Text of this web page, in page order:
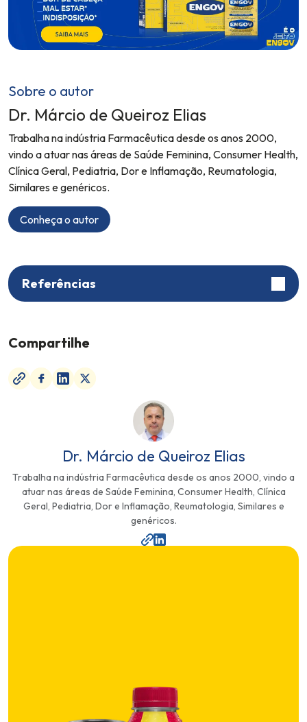
Sobre o autor
Dr. Márcio de Queiroz Elias
Trabalha na indústria Farmacêutica desde os anos 2000,
vindo a atuar nas áreas de Saúde Feminina, Consumer Health,
Clínica Geral, Pediatria, Dor e Inflamação, Reumatologia,
Similares e genéricos.
Conheça o autor
Referências
Compartilhe
Dr. Márcio de Queiroz Elias
Trabalha na indústria Farmacêutica desde os anos 2000, vindo a
atuar nas áreas de Saúde Feminina, Consumer Health, Clínica
Geral, Pediatria, Dor e Inflamação, Reumatologia, Similares e
genéricos.